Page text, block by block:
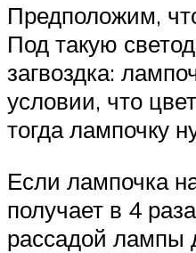
Предположим,
Под такую
загвоздка:
условии, что
тогда лампочку
Если лампочка
получает в 4
рассадой лампы